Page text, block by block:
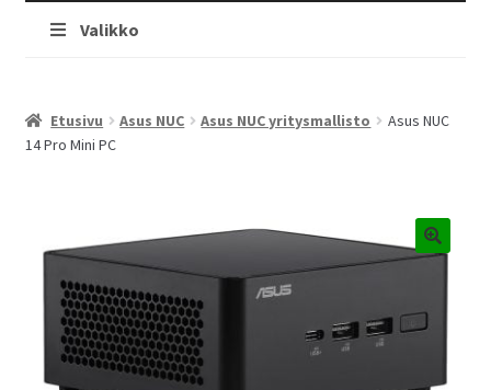
Valikko
Etusivu Asus NUC Asus NUC yritysmallisto
Asus NUC
14 Pro Mini PC